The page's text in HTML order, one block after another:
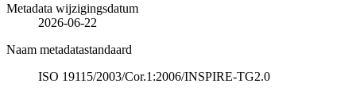
Metadata wijzigingsdatum
2026-06-22
Naam metadatastandaard
ISO 19115/2003/Cor.1:2006/INSPIRE-TG2.0